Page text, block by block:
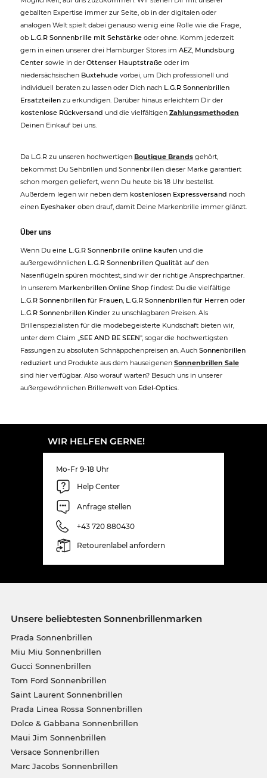
geballten Expertise immer zur Seite, ob in der digitalen oder
analogen Welt spielt dabei genauso wenig eine Rolle wie die Frage,
ob L.G.R Sonnenbrille mit Sehstärke oder ohne. Komm jederzeit
gern in einen unserer drei Hamburger Stores im AEZ, Mundsburg
Center sowie in der Ottenser Hauptstraße oder im
niedersächsischen Buxtehude vorbei, um Dich professionell und
individuell beraten zu lassen oder Dich nach L.G.R Sonnenbrillen
Ersatzteilen zu erkundigen. Darüber hinaus erleichtern Dir der
kostenlose Rückversand und die vielfältigen Zahlungsmethoden
Deinen Einkauf bei uns.
Da L.G.R zu unseren hochwertigen Boutique Brands gehört,
bekommst Du Sehbrillen und Sonnenbrillen dieser Marke garantiert
schon morgen geliefert, wenn Du heute bis 18 Uhr bestellst.
Außerdem legen wir neben dem kostenlosen Expressversand noch
einen Eyeshaker oben drauf, damit Deine Markenbrille immer glänzt.
Über uns
Wenn Du eine L.G.R Sonnenbrille online kaufen und die
außergewöhnlichen L.G.R Sonnenbrillen Qualität auf den
Nasenflügeln spüren möchtest, sind wir der richtige Ansprechpartner.
In unserem Markenbrillen Online Shop findest Du die vielfältige
L.G.R Sonnenbrillen für Frauen, L.G.R Sonnenbrillen für Herren oder
L.G.R Sonnenbrillen Kinder zu unschlagbaren Preisen. Als
Brillenspezialisten für die modebegeisterte Kundschaft bieten wir,
unter dem Claim „SEE AND BE SEEN", sogar die hochwertigsten
Fassungen zu absoluten Schnäppchenpreisen an. Auch Sonnenbrillen
reduziert und Produkte aus dem hauseigenen Sonnenbrillen Sale
sind hier verfügbar. Also worauf warten? Besuch uns in unserer
außergewöhnlichen Brillenwelt von Edel-Optics.
WIR HELFEN GERNE!
Mo-Fr 9-18 Uhr
Help Center
Anfrage stellen
+43 720 880430
Retourenlabel anfordern
Unsere beliebtesten Sonnenbrillenmarken
Prada Sonnenbrillen
Miu Miu Sonnenbrillen
Gucci Sonnenbrillen
Tom Ford Sonnenbrillen
Saint Laurent Sonnenbrillen
Prada Linea Rossa Sonnenbrillen
Dolce & Gabbana Sonnenbrillen
Maui Jim Sonnenbrillen
Versace Sonnenbrillen
Marc Jacobs Sonnenbrillen